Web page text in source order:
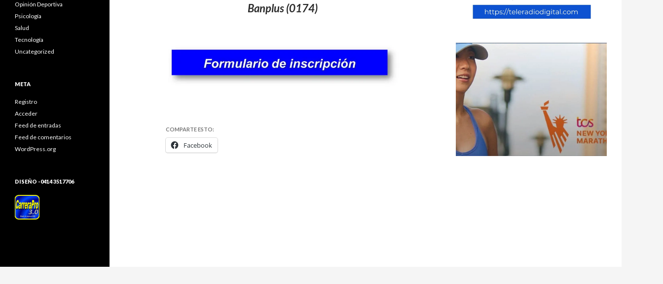
Banplus (0174)
COMPARTE ESTO:
Facebook
Opinión Deportiva
Psicología
Salud
Tecnología
Uncategorized
META
Registro
Acceder
Feed de entradas
Feed de comentarios
WordPress.org
DISEÑO -0414 3517706